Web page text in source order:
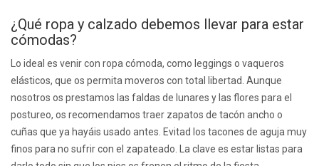
¿Qué ropa y calzado debemos llevar para estar
cómodas?
Lo ideal es venir con ropa cómoda, como leggings o vaqueros
elásticos, que os permita moveros con total libertad. Aunque
nosotros os prestamos las faldas de lunares y las flores para el
postureo, os recomendamos traer zapatos de tacón ancho o
cuñas que ya hayáis usado antes. Evitad los tacones de aguja muy
finos para no sufrir con el zapateado. La clave es estar listas para